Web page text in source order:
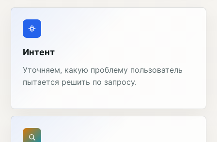
Интент
Уточняем, какую проблему пользователь
пытается решить по запросу.